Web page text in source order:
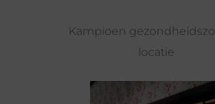
Kampioen
locatie